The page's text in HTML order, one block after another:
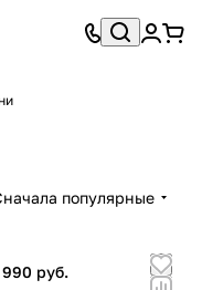
популярные
990 руб.